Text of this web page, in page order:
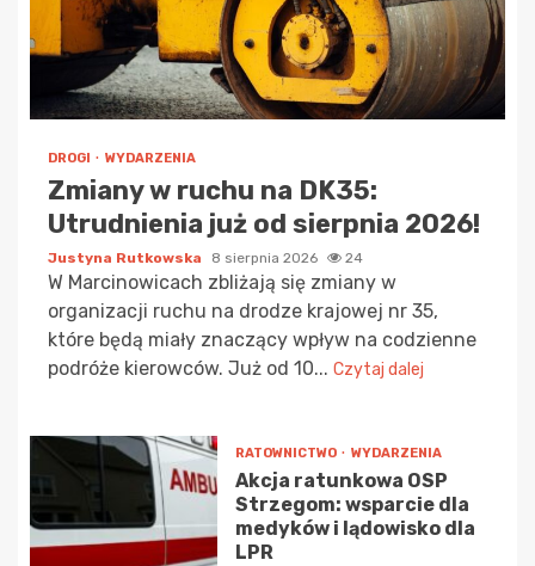
DROGI WYDARZENIA
Zmiany w ruchu na DK35:
Utrudnienia już od sierpnia 2026!
Justyna Rutkowska 8 sierpnia 2026 24
W Marcinowicach zbliżają się zmiany w
organizacji ruchu na drodze krajowej nr 35,
które będą miały znaczący wpływ na codzienne
podróże kierowców. Już od 10... Czytaj dalej
RATOWNICTWO WYDARZENIA
Akcja ratunkowa OSP
Strzegom: wsparcie dla
medyków i lądowisko dla
LPR